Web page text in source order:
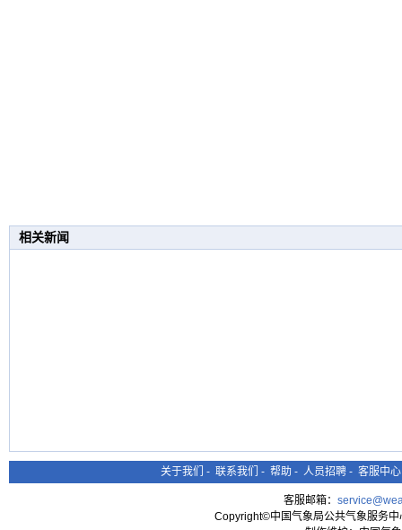
相关新闻
关于我们 - 联系我们 - 帮助 - 人员招聘 - 客服中心
客服邮箱：
Copyright©中国气象局公共气象服务